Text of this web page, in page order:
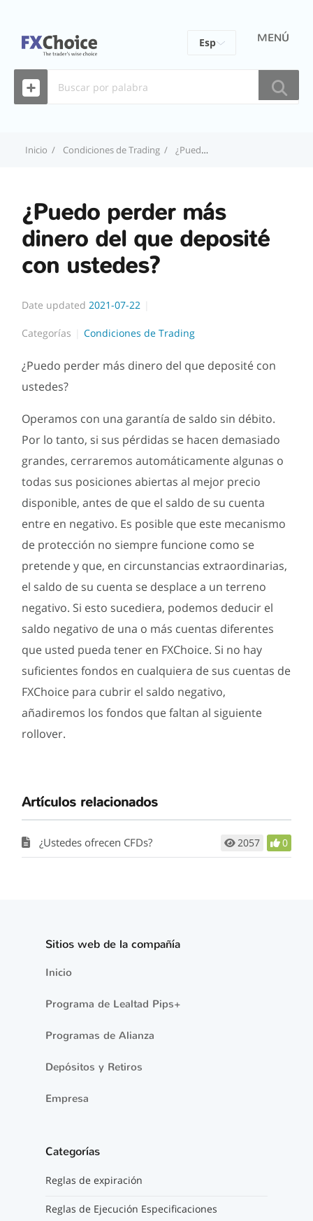
MENÚ
Inicio Condiciones de Trading ¿Puedo perder más dinero del que deposité con ustedes?
¿Puedo perder más
dinero del que deposité
con ustedes?
Date updated 2021-07-22
Categorías Condiciones de Trading
¿Puedo perder más dinero del que deposité con
ustedes?
Operamos con una garantía de saldo sin débito.
Por lo tanto, si sus pérdidas se hacen demasiado
grandes, cerraremos automáticamente algunas o
todas sus posiciones abiertas al mejor precio
disponible, antes de que el saldo de su cuenta
entre en negativo. Es posible que este mecanismo
de protección no siempre funcione como se
pretende y que, en circunstancias extraordinarias,
el saldo de su cuenta se desplace a un terreno
negativo. Si esto sucediera, podemos deducir el
saldo negativo de una o más cuentas diferentes
que usted pueda tener en FXChoice. Si no hay
suficientes fondos en cualquiera de sus cuentas de
FXChoice para cubrir el saldo negativo,
añadiremos los fondos que faltan al siguiente
rollover.
Artículos relacionados
¿Ustedes ofrecen CFDs? 2057 0
Sitios web de la compañía
Inicio
Programa de Lealtad Pips+
Programas de Alianza
Depósitos y Retiros
Empresa
Categorías
Reglas de expiración
Reglas de Ejecución Especificaciones
Esp
ไทย